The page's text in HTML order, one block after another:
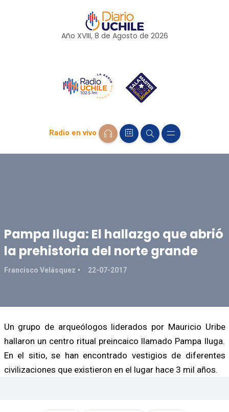
Año XVIII, 8 de Agosto de 2026
Radio en vivo
Pampa Iluga: El hallazgo que abrió
la prehistoria del norte grande
Francisco Velásquez 22-07-2017
Un grupo de arqueólogos liderados por Mauricio Uribe
hallaron un centro ritual preincaico llamado Pampa Iluga.
En el sitio, se han encontrado vestigios de diferentes
civilizaciones que existieron en el lugar hace 3 mil años.